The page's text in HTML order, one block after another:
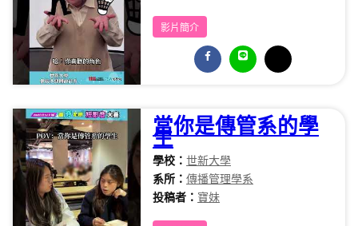
影片簡介
當你是傳管系的學
生
學校： 世新大學
系所： 傳播管理學系
投稿者： 寶妹